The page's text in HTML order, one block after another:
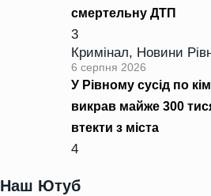
смертельну ДТП
3
Кримінал, Новини
6 серпня 2026
У Рівному сусід по
викрав майже 300
втекти з міста
4
Наш Ютуб